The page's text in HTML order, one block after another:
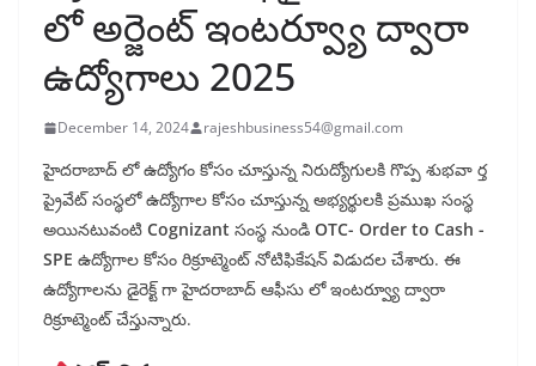
లో అర్జెంట్ ఇంటర్వ్యూ ద్వారా
ఉద్యోగాలు 2025
December 14, 2024 rajeshbusiness54@gmail.com
హైదరాబాద్ లో ఉద్యోగం కోసం చూస్తున్న నిరుద్యోగులకి గొప్ప శుభవా ర్త
ప్రైవేట్ సంస్థలో ఉద్యోగాల కోసం చూస్తున్న అభ్యర్థులకి ప్రముఖ సంస్థ
అయినటువంటి Cognizant సంస్థ నుండి OTC- Order to Cash -
SPE ఉద్యోగాల కోసం రిక్రూట్మెంట్ నోటిఫికేషన్ విడుదల చేశారు. ఈ
ఉద్యోగాలను డైరెక్ట్ గా హైదరాబాద్ ఆఫీసు లో ఇంటర్వ్యూ ద్వారా
రిక్రూట్మెంట్ చేస్తున్నారు.